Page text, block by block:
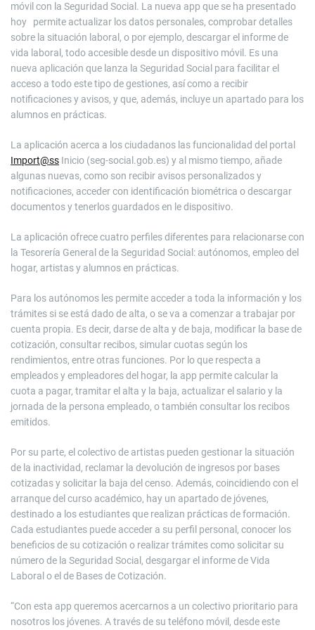
móvil con la Seguridad Social. La nueva app que se ha presentado
hoy permite actualizar los datos personales, comprobar detalles
sobre la situación laboral, o por ejemplo, descargar el informe de
vida laboral, todo accesible desde un dispositivo móvil. Es una
nueva aplicación que lanza la Seguridad Social para facilitar el
acceso a todo este tipo de gestiones, así como a recibir
notificaciones y avisos, y que, además, incluye un apartado para los
alumnos en prácticas.
La aplicación acerca a los ciudadanos las funcionalidad del portal
Import@ss Inicio (seg-social.gob.es) y al mismo tiempo, añade
algunas nuevas, como son recibir avisos personalizados y
notificaciones, acceder con identificación biométrica o descargar
documentos y tenerlos guardados en le dispositivo.
La aplicación ofrece cuatro perfiles diferentes para relacionarse con
la Tesorería General de la Seguridad Social: autónomos, empleo del
hogar, artistas y alumnos en prácticas.
Para los autónomos les permite acceder a toda la información y los
trámites si se está dado de alta, o se va a comenzar a trabajar por
cuenta propia. Es decir, darse de alta y de baja, modificar la base de
cotización, consultar recibos, simular cuotas según los
rendimientos, entre otras funciones. Por lo que respecta a
empleados y empleadores del hogar, la app permite calcular la
cuota a pagar, tramitar el alta y la baja, actualizar el salario y la
jornada de la persona empleado, o también consultar los recibos
emitidos.
Por su parte, el colectivo de artistas pueden gestionar la situación
de la inactividad, reclamar la devolución de ingresos por bases
cotizadas y solicitar la baja del censo. Además, coincidiendo con el
arranque del curso académico, hay un apartado de jóvenes,
destinado a los estudiantes que realizan prácticas de formación.
Cada estudiantes puede acceder a su perfil personal, conocer los
beneficios de su cotización o realizar trámites como solicitar su
número de la Seguridad Social, desgargar el informe de Vida
Laboral o el de Bases de Cotización.
“Con esta app queremos acercarnos a un colectivo prioritario para
nosotros los jóvenes. A través de su teléfono móvil, desde este